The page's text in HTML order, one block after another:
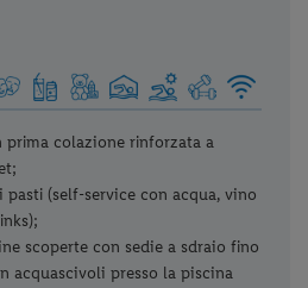
prima colazione rinforzata a
(self-service con acqua, vino
scoperte con sedie a sdraio fino
acquascivoli presso la piscina